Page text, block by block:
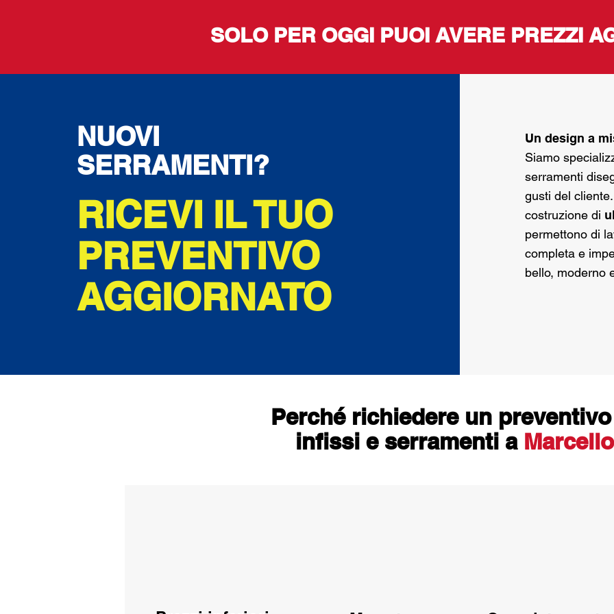
SOLO PER OGGI PUOI AVERE PREZZI
NUOVI
SERRAMENTI?
RICEVI IL TUO
PREVENTIVO
AGGIORNATO
Un design a
Siamo
serramenti
gusti del
costruzione di
permettono di
completa e
bello, moderno
Perché richiedere un
infissi e serramenti a Marcello